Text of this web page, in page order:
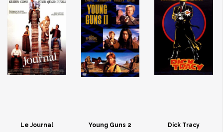
Le Journal Young Guns 2 Dick Tracy